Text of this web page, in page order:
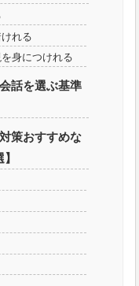
れる
身につけれる
話を選ぶ基準
策おすすめな